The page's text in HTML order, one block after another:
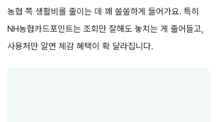
농협 쪽 생활비를 줄이는 데 꽤 쏠쏠하게 들어가요. 특히
NH농협카드포인트는 조회만 잘해도 놓치는 게 줄어들고,
사용처만 알면 체감 혜택이 확 달라집니다.